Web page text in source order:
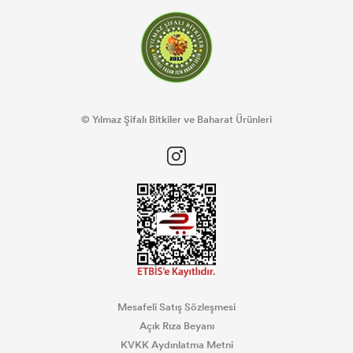
© Yılmaz Şifalı Bitkiler ve Baharat Ürünleri
Mesafeli Satış Sözleşmesi
Açık Rıza Beyanı
KVKK Aydınlatma Metni